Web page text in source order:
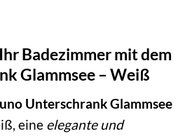
Badezimmer mit dem
Glammsee – Weiß
uno Unterschrank Glammsee
eine elegante und